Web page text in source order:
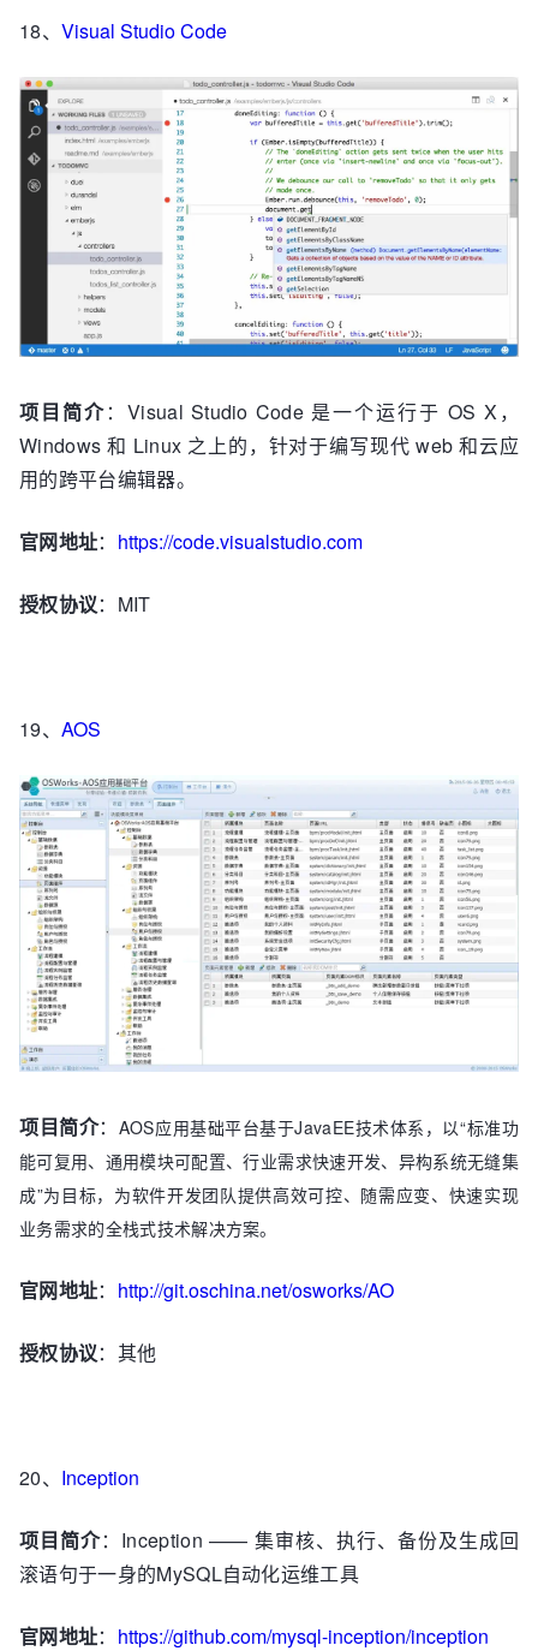
18、 Visual Studio Code
项目简介：Visual Studio Code 是一个运行于 OS X，
Windows 和 Linux 之上的，针对于编写现代 web 和云应
用的跨平台编辑器。
官网地址： https://code.visualstudio.com
授权协议：MIT
19、 AOS
项目简介： AOS应用基础平台基于JavaEE技术体系，以“标准功
能可复用、通用模块可配置、行业需求快速开发、异构系统无缝集
成”为目标，为软件开发团队提供高效可控、随需应变、快速实现
业务需求的全栈式技术解决方案。
官网地址： http://git.oschina.net/osworks/AO
授权协议：其他
20、 Inception
项目简介：Inception —— 集审核、执行、备份及生成回
滚语句于一身的MySQL自动化运维工具
官网地址： https://github.com/mysql-inception/inception